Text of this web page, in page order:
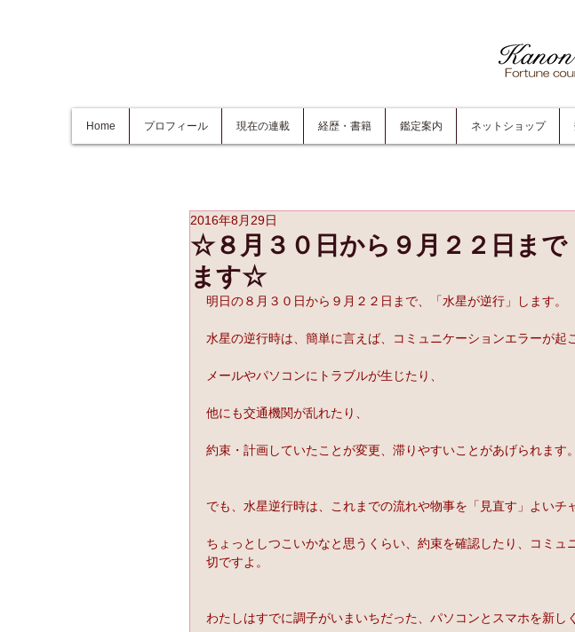
Home プロフィール 現在の連載 経歴・書籍 鑑定案内 ネットショップ
☆８月３０日から９月２２日まで
ます☆
2016年8月29日
明日の８月３０日から９月２２日まで、「水星が逆行」します。
水星の逆行時は、簡単に言えば、コミュニケーションエラーが起
メールやパソコンにトラブルが生じたり、
他にも交通機関が乱れたり、
約束・計画していたことが変更、滞りやすいことがあげられます。
でも、水星逆行時は、これまでの流れや物事を「見直す」よいチ
ちょっとしつこいかなと思うくらい、約束を確認したり、コミュ
切ですよ。
わたしはすでに調子がいまいちだった、パソコンとスマホを新し